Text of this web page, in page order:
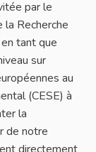
par le
Recherche
tant que
sur
au
(CESE) à
la
de notre
directement